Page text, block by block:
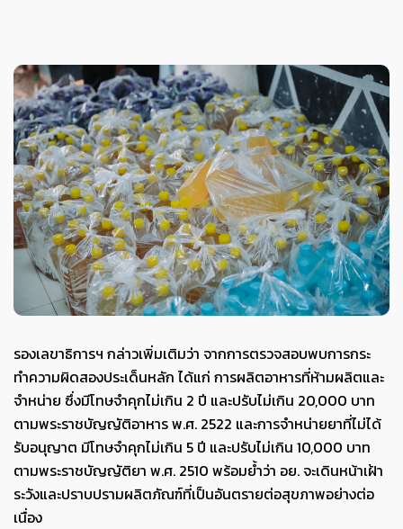
รองเลขาธิการฯ กล่าวเพิ่มเติมว่า จากการตรวจสอบพบการกระ
ทำความผิดสองประเด็นหลัก ได้แก่ การผลิตอาหารที่ห้ามผลิตและ
จำหน่าย ซึ่งมีโทษจำคุกไม่เกิน 2 ปี และปรับไม่เกิน 20,000 บาท
ตามพระราชบัญญัติอาหาร พ.ศ. 2522 และการจำหน่ายยาที่ไม่ได้
รับอนุญาต มีโทษจำคุกไม่เกิน 5 ปี และปรับไม่เกิน 10,000 บาท
ตามพระราชบัญญัติยา พ.ศ. 2510 พร้อมย้ำว่า อย. จะเดินหน้าเฝ้า
ระวังและปราบปรามผลิตภัณฑ์ที่เป็นอันตรายต่อสุขภาพอย่างต่อ
เนื่อง